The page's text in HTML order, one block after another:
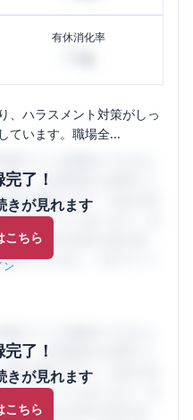
有休消化率
、ハラスメント対策がしっ
ています。職場全...
了！
きが見れます
こちら
ン
)は、女性限定の企業口コ
性の働きやすさ・会社の評
点がたくさんあります。先
て、本当の会社の姿を知
消するために、ぜひサイト
了！
きが見れます
こちら
)は、女性限定の企業口コ
性の働きやすさ・会社の評
点がたくさんあります。先
て、本当の会社の姿を知